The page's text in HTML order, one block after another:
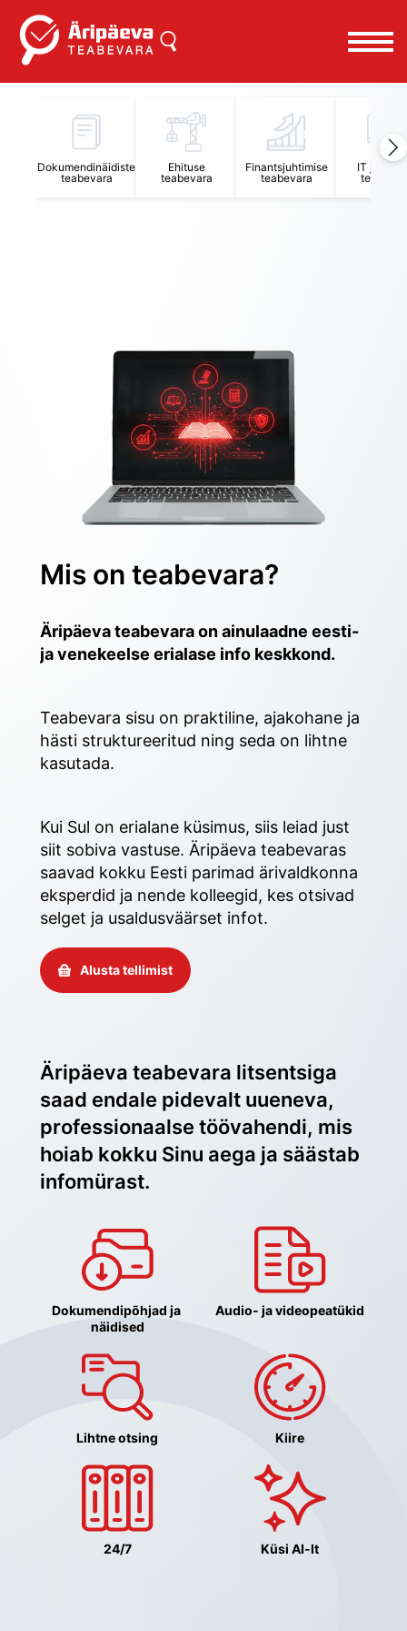
Dokumendinäidiste
teabevara
Ehituse
teabevara
Finantsjuhtimise
teabevara
IT
Mis on teabevara?
Äripäeva teabevara on ainulaadne eesti-
ja venekeelse erialase info keskkond.
Teabevara sisu on praktiline, ajakohane ja
hästi struktureeritud ning seda on lihtne
kasutada.
Kui Sul on erialane küsimus, siis leiad just
siit sobiva vastuse. Äripäeva teabevaras
saavad kokku Eesti parimad ärivaldkonna
eksperdid ja nende kolleegid, kes otsivad
selget ja usaldusväärset infot.
Alusta tellimist
Äripäeva teabevara litsentsiga
saad endale pidevalt uueneva,
professionaalse töövahendi, mis
hoiab kokku Sinu aega ja säästab
infomürast.
Dokumendipõhjad ja
näidised
Audio- ja videopeatükid
Lihtne otsing Kiire
24/7 Küsi AI-lt